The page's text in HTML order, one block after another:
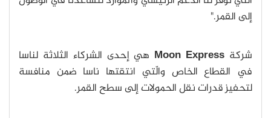
إلى القمر."
شركة Moon Express هي إحدى الشركاء الثلاثة لناسا
في القطاع الخاص والّتي انتقتها ناسا ضمن منافسة
لتحفيز قدرات نقل الحمولات إلى سطح القمر.